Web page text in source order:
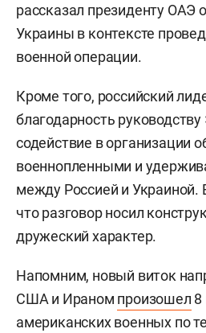
рассказал президенту ОАЭ
Украины в контексте
военной операции.
Кроме того, российский
благодарность
содействие в организации
военнопленными и
между Россией и
что разговор носил
дружеский характер.
Напомним, новый виток
США и Ираном произошел 8
американских военных по